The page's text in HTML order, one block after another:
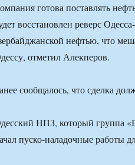
готова поставлять
восстановлен реверс
нефтью, что
отметил Алекперов.
сообщалось, что сделка
НПЗ, который группа
пуско-наладочные работы